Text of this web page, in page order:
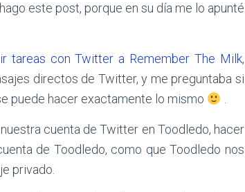
este post, porque en su día me lo apunté
tareas con Twitter a Remember The Milk,
directos de Twitter, y me preguntaba si
puede hacer exactamente lo mismo
cuenta de Twitter en Toodledo, hacer
de Toodledo, como que Toodledo nos
privado.